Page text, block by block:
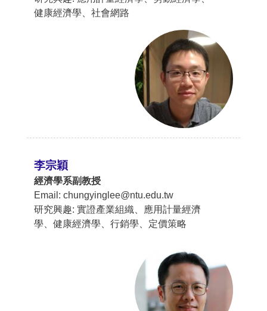
健康經濟學、社會網路
李宗穎
經濟學系副教授
Email: chungyinglee@ntu.edu.tw
研究興趣: 實證產業組織、應用計量經濟
學、健康經濟學、行銷學、定價策略